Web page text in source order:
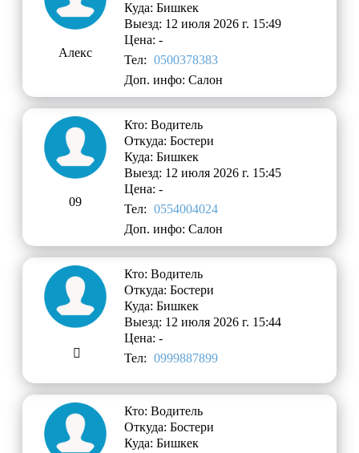
Алекс
Куда: Бишкек
Выезд: 12 июля 2026 г. 15:49
Цена: -
Тел: 0500378383
Доп. инфо: Салон
09
Кто: Водитель
Откуда: Бостери
Куда: Бишкек
Выезд: 12 июля 2026 г. 15:45
Цена: -
Тел: 0554004024
Доп. инфо: Салон
ㅤ 
Кто: Водитель
Откуда: Бостери
Куда: Бишкек
Выезд: 12 июля 2026 г. 15:44
Цена: -
Тел: 0999887899
Кто: Водитель
Откуда: Бостери
Куда: Бишкек